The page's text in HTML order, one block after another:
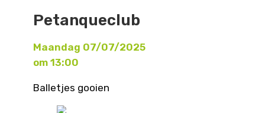
Petanqueclub
Maandag 07/07/2025
om 13:00
Balletjes gooien